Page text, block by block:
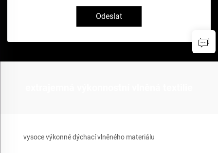
Odeslat
vysoce výkonné dýchací vlněného materiálu